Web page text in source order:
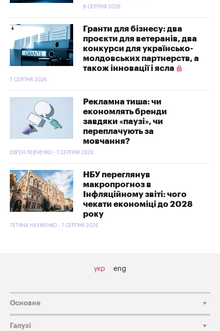
8 СЕРПНЯ 2026
Гранти для бізнесу: два
проєкти для ветеранів, два
конкурси для українсько-
молдовських партнерств, а
також інновації і ясла
7 СЕРПНЯ 2026
Рекламна тиша: чи
економлять бренди
завдяки «паузі», чи
переплачують за
мовчання?
ЄВГЕН ЛЕВЧЕНКО - 7 СЕРПНЯ 2026
НБУ переглянув
макропрогноз в
Інфляційному звіті: чого
чекати економіці до 2028
року
ТЕТЯНА НАУМЕНКО - 7 СЕРПНЯ 2026
укр eng
Основне
Галузі